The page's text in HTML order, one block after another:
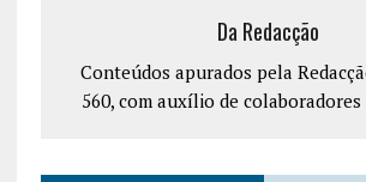
Da Redacção
Conteúdos apurados pela
560, com auxílio de colaboradores